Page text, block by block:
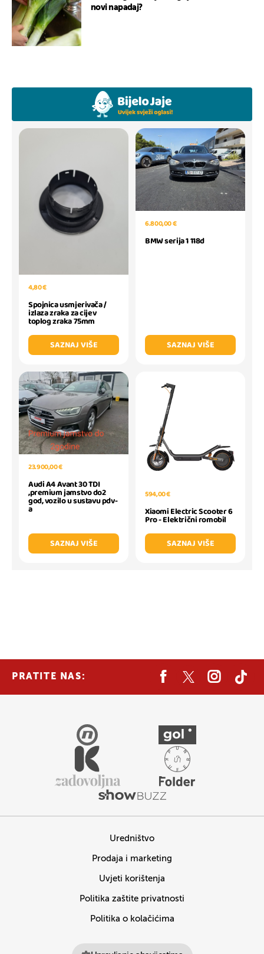
novi napadaj?
4,80 €
Spojnica usmjerivača /
izlaza zraka za cijev
toplog zraka 75mm
SAZNAJ VIŠE
6.800,00 €
BMW serija 1 118d
SAZNAJ VIŠE
23.900,00 €
Audi A4 Avant 30 TDI
,premium jamstvo do2
god, vozilo u sustavu pdv-
a
SAZNAJ VIŠE
594,00 €
Xiaomi Electric Scooter 6
Pro - Električni romobil
SAZNAJ VIŠE
PRATITE NAS:
Uredništvo
Prodaja i marketing
Uvjeti korištenja
Politika zaštite privatnosti
Politika o kolačićima